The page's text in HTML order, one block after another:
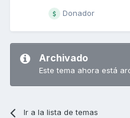
Donador
Archivado
Este tema ahora está
Ir a la lista de temas